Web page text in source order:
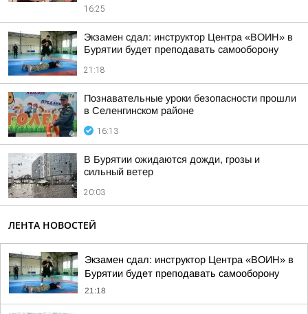
16:25
Экзамен сдал: инструктор Центра «ВОИН» в
Бурятии будет преподавать самооборону
21:18
Познавательные уроки безопасности прошли
в Селенгинском районе
16:13
В Бурятии ожидаются дожди, грозы и
сильный ветер
20:03
ЛЕНТА НОВОСТЕЙ
Экзамен сдал: инструктор Центра «ВОИН» в
Бурятии будет преподавать самооборону
21:18